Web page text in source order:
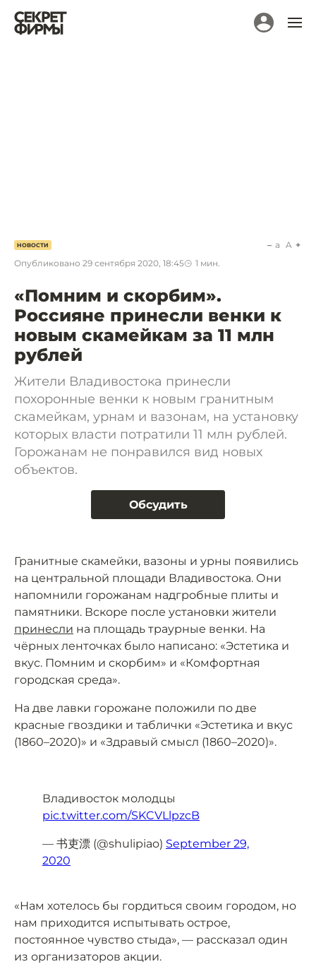
НОВОСТИ
Опубликовано 29 сентября 2020, 18:45 1 мин.
a A
«Помним и скорбим».
Россияне принесли венки к
новым скамейкам за 11 млн
рублей
Жители Владивостока принесли
похоронные венки к новым гранитным
скамейкам, урнам и вазонам, на установку
которых власти потратили 11 млн рублей.
Горожанам не понравился вид новых
объектов.
Обсудить
Гранитные скамейки, вазоны и урны появились
на центральной площади Владивостока. Они
напомнили горожанам надгробные плиты и
памятники. Вскоре после установки жители
принесли на площадь траурные венки. На
чёрных ленточках было написано: «Эстетика и
вкус. Помним и скорбим» и «Комфортная
городская среда».
На две лавки горожане положили по две
красные гвоздики и таблички «Эстетика и вкус
(1860–2020)» и «Здравый смысл (1860–2020)».
Владивосток молодцы
pic.twitter.com/SKCVLlpzcB
— 书吏漂 (@shulipiao) September 29,
2020
«Нам хотелось бы гордиться своим городом, но
нам приходится испытывать острое,
постоянное чувство стыда», — рассказал один
из организаторов акции.